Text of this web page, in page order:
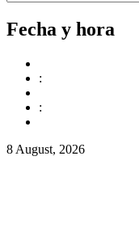
Fecha y hora
:
:
8 August, 2026